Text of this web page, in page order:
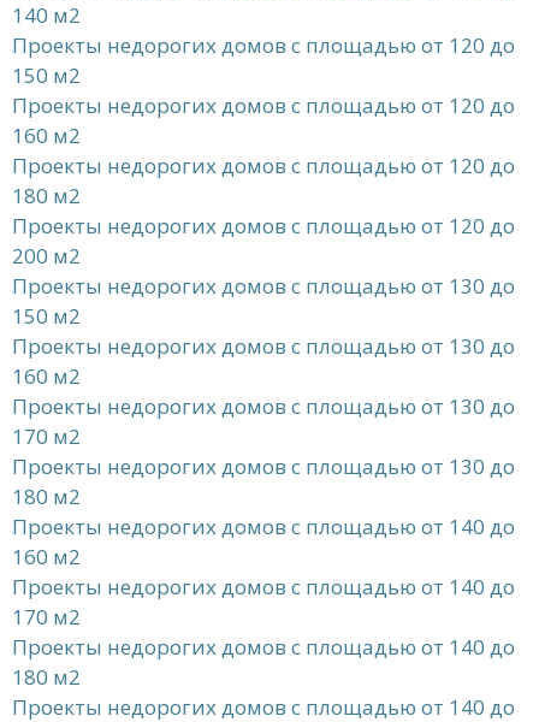
140 м2
Проекты недорогих домов с площадью от 120 до
150 м2
Проекты недорогих домов с площадью от 120 до
160 м2
Проекты недорогих домов с площадью от 120 до
180 м2
Проекты недорогих домов с площадью от 120 до
200 м2
Проекты недорогих домов с площадью от 130 до
150 м2
Проекты недорогих домов с площадью от 130 до
160 м2
Проекты недорогих домов с площадью от 130 до
170 м2
Проекты недорогих домов с площадью от 130 до
180 м2
Проекты недорогих домов с площадью от 140 до
160 м2
Проекты недорогих домов с площадью от 140 до
170 м2
Проекты недорогих домов с площадью от 140 до
180 м2
Проекты недорогих домов с площадью от 140 до